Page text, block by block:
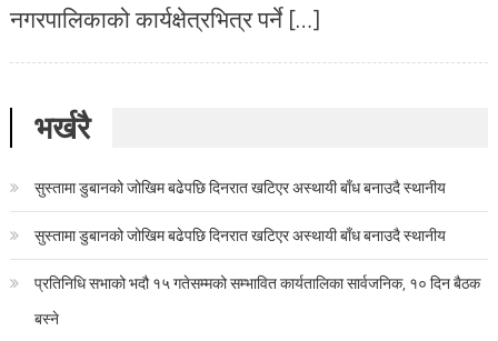
नगरपालिकाको कार्यक्षेत्रभित्र पर्ने […]
भर्खरै
सुस्तामा डुबानको जोखिम बढेपछि दिनरात खटिएर अस्थायी बाँध बनाउदै स्थानीय
सुस्तामा डुबानको जोखिम बढेपछि दिनरात खटिएर अस्थायी बाँध बनाउदै स्थानीय
प्रतिनिधि सभाको भदौ १५ गतेसम्मको सम्भावित कार्यतालिका सार्वजनिक, १० दिन बैठक
बस्ने